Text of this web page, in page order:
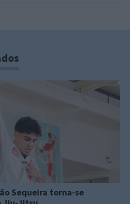
Sequeira torna-se